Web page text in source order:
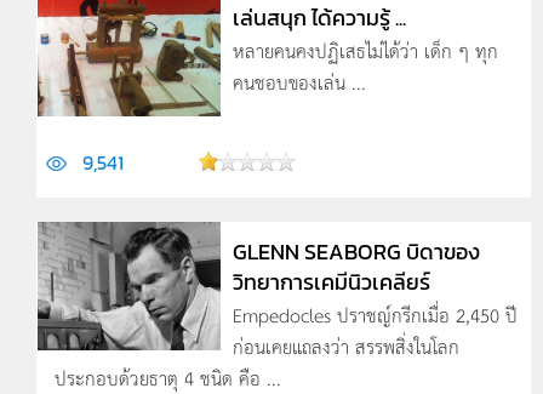
เล่นสนุก ได้ความรู้ ...
หลายคนคงปฏิเสธไม่ได้ว่า เด็ก ๆ ทุก
คนชอบของเล่น ...
9,541
GLENN SEABORG บิดาของ
วิทยาการเคมีนิวเคลียร์
Empedocles ปราชญ์กรีกเมื่อ 2,450 ปี
ก่อนเคยแถลงว่า สรรพสิ่งในโลก
ประกอบด้วยธาตุ 4 ชนิด คือ ...